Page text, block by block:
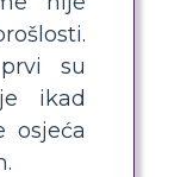
su
ikad
osjeća